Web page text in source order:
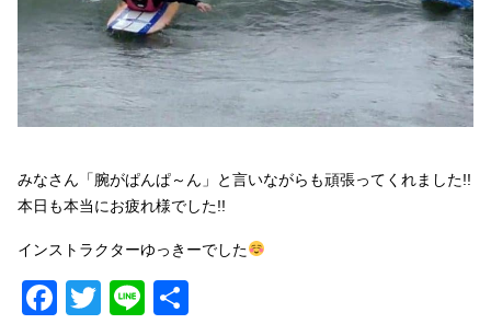
みなさん「腕がぱんぱ～ん」と言いながらも頑張ってくれました!!
本日も本当にお疲れ様でした!!
インストラクターゆっきーでした
Facebook
Twitter
Line